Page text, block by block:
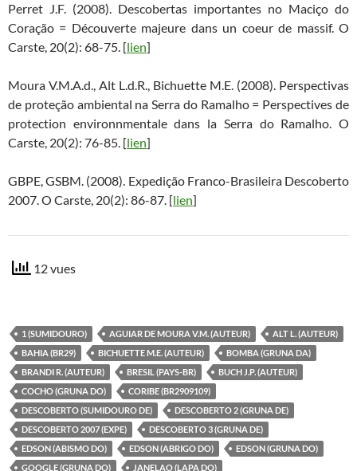
Perret J.F. (2008). Descobertas importantes no Maciço do
Coração = Découverte majeure dans un coeur de massif. O
Carste, 20(2): 68-75. [lien]
Moura V.M.A.d., Alt L.d.R., Bichuette M.E. (2008). Perspectivas
de proteção ambiental na Serra do Ramalho = Perspectives de
protection environnmentale dans la Serra do Ramalho. O
Carste, 20(2): 76-85. [lien]
GBPE, GSBM. (2008). Expedição Franco-Brasileira Descoberto
2007. O Carste, 20(2): 86-87. [lien]
12 vues
1 (SUMIDOURO) AGUIAR DE MOURA V.M. (AUTEUR)
ALT L. (AUTEUR)
BAHIA (BR29)
BICHUETTE M.E. (AUTEUR)
BOMBA (GRUNA DA)
BRANDI R. (AUTEUR)
BRESIL (PAYS-BR)
BUCH J.P. (AUTEUR)
COCHO (GRUNA DO)
CORIBE (BR2909109)
DESCOBERTO (SUMIDOURO DE)
DESCOBERTO 2 (GRUNA DE)
DESCOBERTO 2007 (EXPE)
DESCOBERTO 3 (GRUNA DE)
EDSON (ABISMO DO)
EDSON (ABRIGO DO)
EDSON (GRUNA DO)
GOOGLE (GRUNA DO)
JANELAO (LAPA DO)